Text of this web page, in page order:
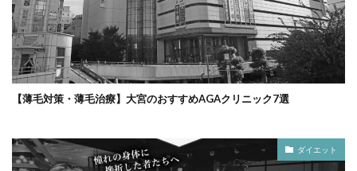
【薄毛対策・薄毛治療】大宮のおすすめAGAクリニック7選
ダイエット